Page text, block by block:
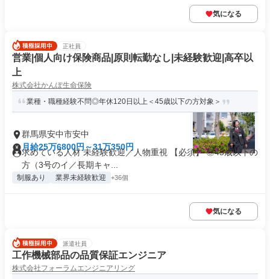
気になる
正社員
営業|個人向け保険商品|原則転勤なし|未経験歓迎|高卒以
上
株式会社かんぽ生命保険
業種・職種経験不問◎年休120日以上＜45歳以下の方対象＞
群馬県安中市安中
月給25万6800円～31万350円
求めている人材 未経験歓迎／人物重視 【必須】 ◎45歳以下の
方（3号のイ／長期キャ...
制服あり 業界未経験歓迎 +36個
気になる
派遣社員
工作機械部品の品質保証エンジニア
株式会社フォーラムエンジニアリング